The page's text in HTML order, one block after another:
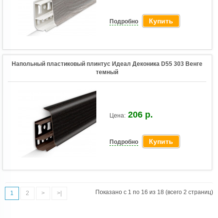
Подробно Купить
Напольный пластиковый плинтус Идеал Деконика D55 303 Венге
темный
Цена: 206 р.
Подробно Купить
1 2 > >| Показано с 1 по 16 из 18 (всего 2 страниц)